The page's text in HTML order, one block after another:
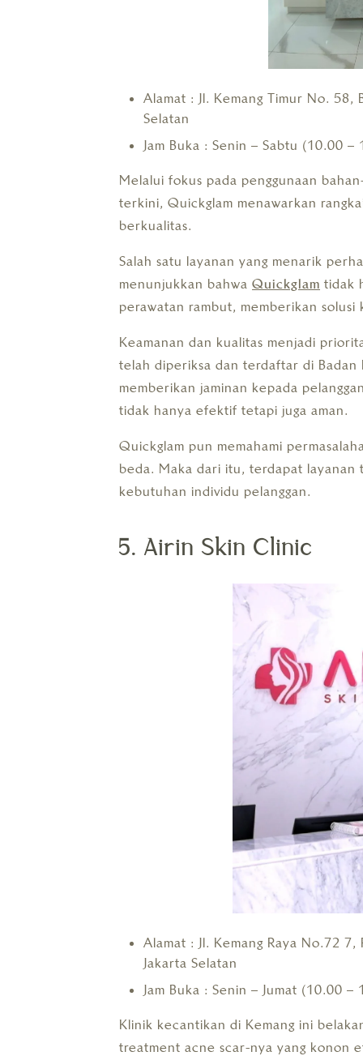
Alamat : Jl. Kemang Timur No. 58,
Selatan
Jam Buka : Senin – Sabtu (10.00 –
Melalui fokus pada penggunaan
terkini, Quickglam menawarkan
berkualitas.
Salah satu layanan yang menarik
menunjukkan bahwa Quickglam tidak
perawatan rambut, memberikan
Keamanan dan kualitas menjadi
telah diperiksa dan terdaftar di Badan
memberikan jaminan kepada
tidak hanya efektif tetapi juga aman.
Quickglam pun memahami
beda. Maka dari itu, terdapat layanan
kebutuhan individu pelanggan.
5. Airin Skin Clinic
Alamat : Jl. Kemang Raya No.72
Jakarta Selatan
Jam Buka : Senin – Jumat (10.00
Klinik kecantikan di Kemang ini
treatment acne scar-nya yang konon